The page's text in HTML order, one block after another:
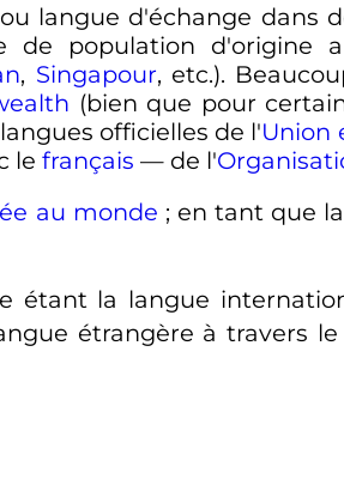
langue d'échange dans
de population d'origine
, Singapour, etc.).
(bien que pour
officielles de l'Union
le français — de l'
au monde ; en tant que
étant la langue
étrangère à travers